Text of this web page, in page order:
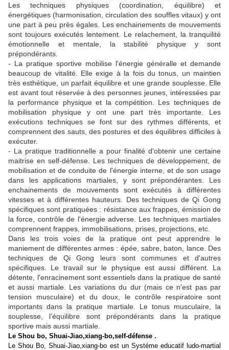
Les techniques physiques (coordination, équilibre) et
énergétiques (harmonisation, circulation des souffles vitaux) y ont
une part à peu près égales. Les enchainements de mouvements
sont toujours exécutés lentement. Le relachement, la tranquilité
émotionnelle et mentale, la stabilité physique y sont
prépondérants.
- La pratique sportive mobilise l'énergie généralle et demande
beaucoup de vitalité. Elle exige à la fois du tonus, un maintien
très esthétique, un parfait équilibre et une grande souplesse. Elle
est avant tout réservée à des personnes jeunes, intéressées par
la performance physique et la compétition. Les techniques de
mobilisation physique y ont une part très importante. Les
exécutions techniques se font sur des rythmes différents, et
comprennent des sauts, des postures et des équilibres difficiles à
exécuter.
- La pratique traditionnelle a pour finalité d'obtenir une certaine
maitrise en self-défense. Les techniques de développement, de
mobilisation et de conduite de l'énergie interne, et de son usage
dans les applications martiales, y sont prépondérantes. Les
enchainements de mouvements sont exécutés à différentes
vitesses et à différentes hauteurs. Des techniques de Qi Gong
spécifiques sont pratiquées : résistance aux frappes, émission de
la force, contrôle de l'énergie adverse. Les techniques martiales
comprennent frappes, immobilisations, prises, projections, etc.
Dans les trois voies de la pratique ont peut apprendre le
maniement de différentes armes : épée, sabre, baton, lance. Des
techniques de Qi Gong leurs sont communes et d'autres
spécifiques. Le travail sur le physique est aussi différent. La
détente, l'enracinement sont essentiels dans la pratique de santé
et aussi martiale. Les variations du dur (mais ce n'est pas par
tension musculaire) et du doux, le contrôle respiratoire sont
importants dans la pratique martiale. Le tonus musculaire, la
souplesse, l'équilibre sont prépondérants dans la pratique
sportive mais aussi martiale.
Le Shou bo, Shuai-Jiao,xiang-bo,self-défense .
Le Shou Bo,Shuai-Jiao,xiang-bo est un Systéme educatif ludo-martial